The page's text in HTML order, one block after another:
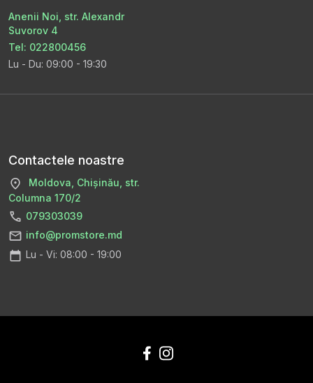
Anenii Noi, str. Alexandr
Suvorov 4
Tel: 022800456
Lu - Du: 09:00 - 19:30
Contactele noastre
Moldova, Chișinău, str.
Columna 170/2
079303039
info@promstore.md
Lu - Vi: 08:00 - 19:00